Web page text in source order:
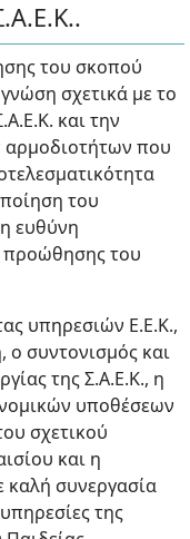
του σκοπού
σχετικά με το
και την
αρμοδιοτήτων που
του
ευθύνη
προώθησης του
υπηρεσιών Ε.Ε.Κ.,
ο συντονισμός και
της Σ.Α.Ε.Κ., η
υποθέσεων
σχετικού
και η
καλή συνεργασία
της